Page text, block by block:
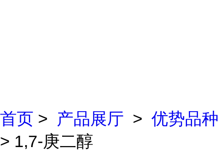
首页 > 产品展厅 > 优势品种
> 1,7-庚二醇